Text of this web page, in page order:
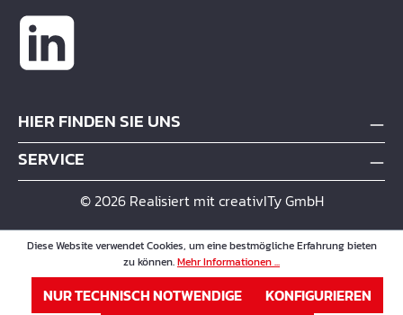
HIER FINDEN SIE UNS
SERVICE
© 2026 Realisiert mit creativITy GmbH
Diese Website verwendet Cookies, um eine bestmögliche Erfahrung bieten
zu können.Mehr Informationen ...
NUR TECHNISCH NOTWENDIGE KONFIGURIEREN